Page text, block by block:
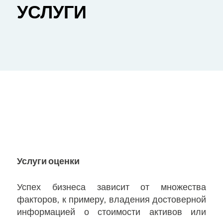
УСЛУГИ
Услуги оценки
Успех бизнеса зависит от множества
факторов, к примеру, владения достоверной
информацией о стоимости активов или